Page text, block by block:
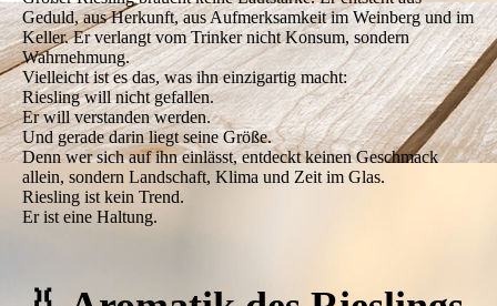
Geduld, aus Herkunft, aus Aufmerksamkeit im Weinberg und im
Keller. Er verlangt vom Trinker nicht Konsum, sondern
Wahrnehmung.
Vielleicht ist es das, was ihn einzigartig macht:
Riesling will nicht gefallen.
Er will verstanden werden.
Und gerade darin liegt seine Größe.
Denn wer sich auf ihn einlässt, entdeckt keinen Geschmack
allein, sondern Landschaft, Klima und Zeit im Glas.
Riesling ist kein Trend.
Er ist eine Haltung.